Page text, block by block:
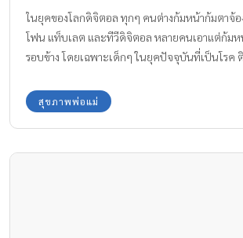
ในยุคของโลกดิจิตอล ทุกๆ คนต่างก้มหน้าก้มตาจ้
โฟน แท็บเลต และทีวีดิจิตอล หลายคนเอาแต่ก้ม
รอบข้าง โดยเฉพาะเด็กๆ ในยุคปัจจุบันที่เป็นโรค
เรื้อรังสุขภาพพ่อแม่